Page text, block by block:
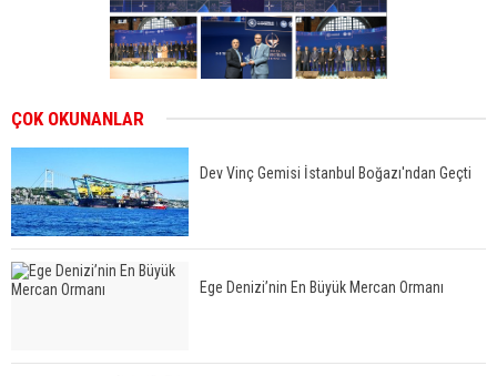
ÇOK OKUNANLAR
Dev Vinç Gemisi İstanbul Boğazı'ndan Geçti
Ege Denizi’nin En Büyük Mercan Ormanı